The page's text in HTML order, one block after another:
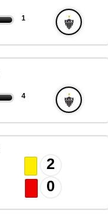
1
4
2
0